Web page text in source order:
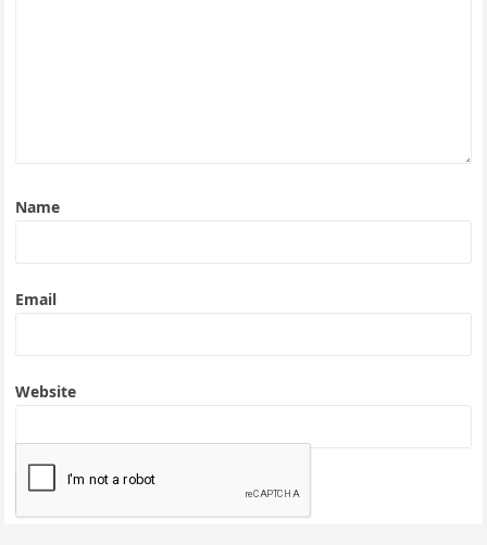
Name
Email
Website